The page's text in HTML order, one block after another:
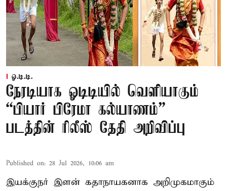
ஓ.டி.டி.
நேரடியாக ஓடிடியில் வெளியாகும்
“பியார் பிரேமா கல்யாணம்”
படத்தின் ரிலீஸ் தேதி அறிவிப்பு
Published on: 28 Jul 2026, 10:06 am
இயக்குநர் இளன் கதாநாயகனாக அறிமுகமாகும்